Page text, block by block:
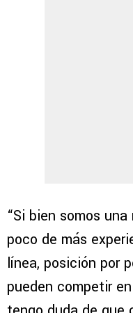
“Si bien somos
poco de más
línea, posición por
pueden competir